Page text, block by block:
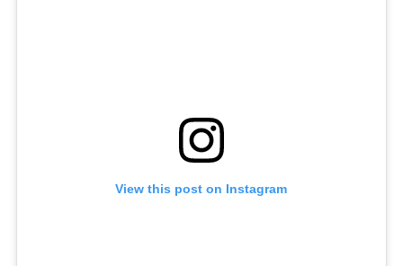
View this post on Instagram